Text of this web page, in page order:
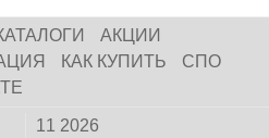
АКЦИИ
КАК КУПИТЬ
СПО
11 2026